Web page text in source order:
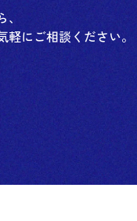
軽にご相談ください。